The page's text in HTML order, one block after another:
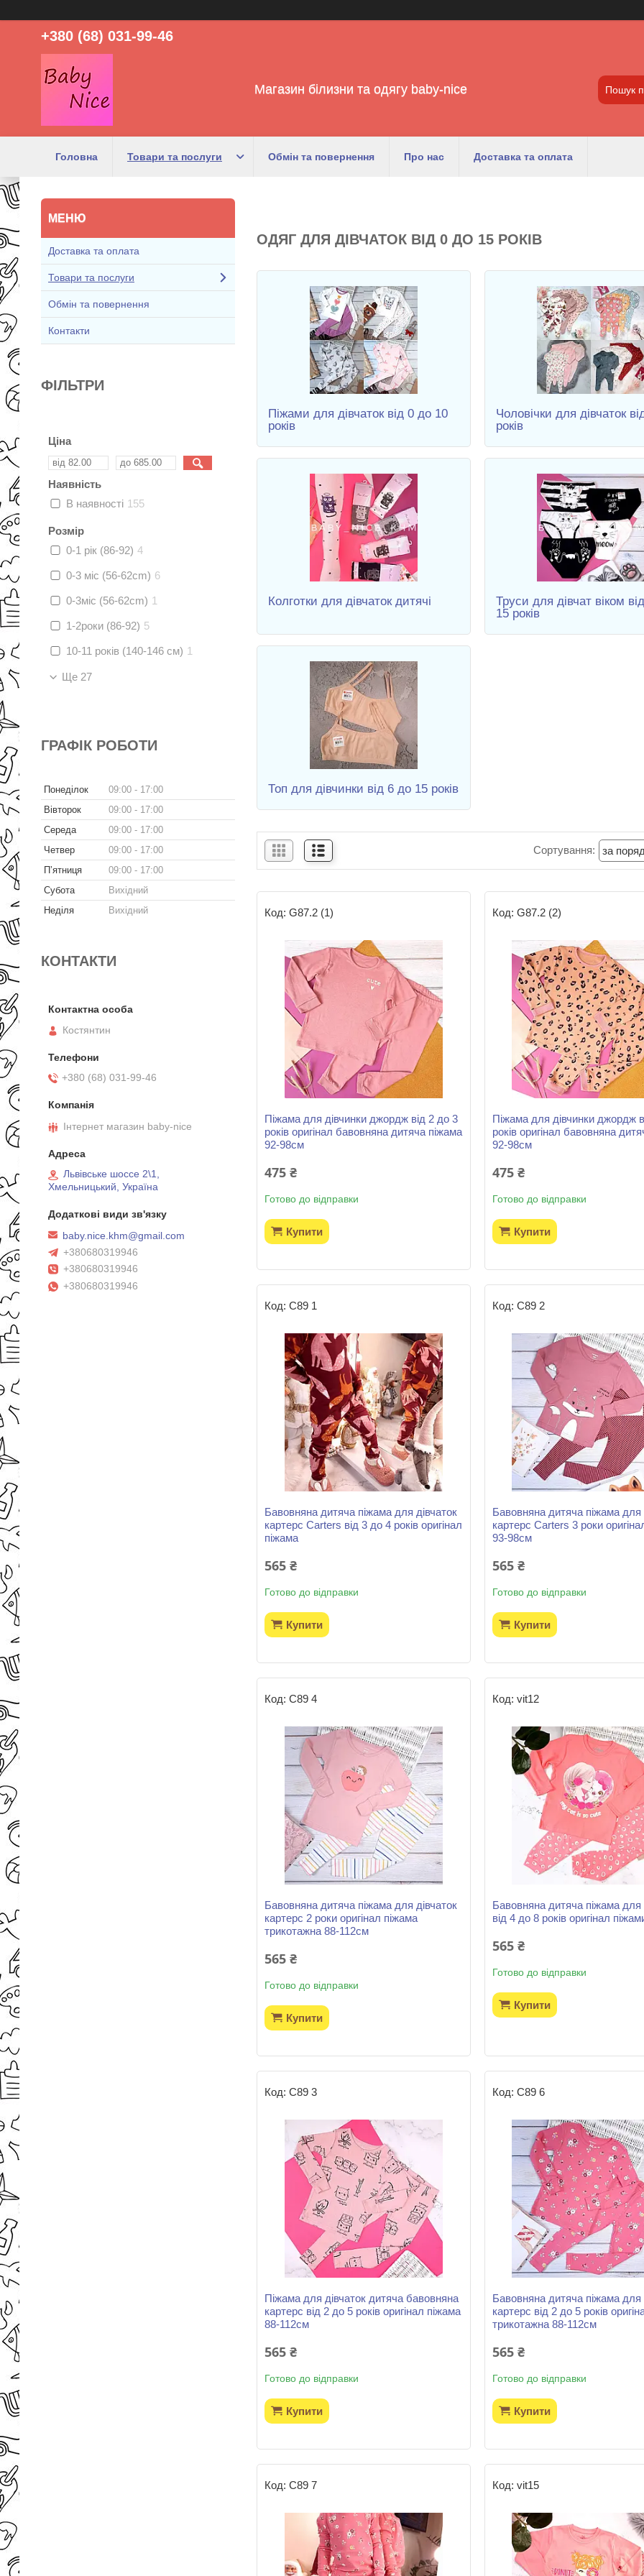
+380 (68) 031-99-46
Магазин білизни та одягу baby-nice
Головна Товари та послуги Обмін та повернення Про нас Доставка та оплата
ОДЯГ ДЛЯ ДІВЧАТОК ВІД 0 ДО 15 РОКІВ
Піжами для дівчаток від 0 до 10
років
Чоловічки для дівчаток
років
Колготки для дівчаток дитячі
Труси для дівчат віком
15 років
Топ для дівчинки від 6 до 15 років
G87.2 (1)
Піжама для дівчинки джордж від 2 до 3
років оригінал бавовняна дитяча піжама
92-98см
475 ₴
Готово до відправки
Купити
G87.2 (2)
Піжама для дівчинки джордж
років оригінал бавовняна
92-98см
475 ₴
Готово до відправки
Купити
С89 1
Бавовняна дитяча піжама для дівчаток
картерс Carters від 3 до 4 років оригінал
піжама
565 ₴
Готово до відправки
Купити
С89 2
Бавовняна дитяча піжама для
картерс Carters 3 роки
93-98см
565 ₴
Готово до відправки
Купити
С89 4
Бавовняна дитяча піжама для дівчаток
картерс 2 роки оригінал піжама
трикотажна 88-112см
565 ₴
Готово до відправки
Купити
vit12
Бавовняна дитяча піжама для
від 4 до 8 років оригінал
565 ₴
Готово до відправки
Купити
С89 3
Піжама для дівчаток дитяча бавовняна
картерс від 2 до 5 років оригінал піжама
88-112см
565 ₴
Готово до відправки
Купити
С89 6
Бавовняна дитяча піжама для
картерс від 2 до 5 років
трикотажна 88-112см
565 ₴
Готово до відправки
Купити
С89 7 vit15
Доставка та оплата
Товари та послуги
Обмін та повернення
Контакти
ФІЛЬТРИ
Ціна
Наявність
В наявності 155
Розмір
0-1 рік (86-92) 4
0-3 міс (56-62cm) 6
0-3міс (56-62cm) 1
1-2роки (86-92) 5
10-11 років (140-146 см) 1
Ще 27
ГРАФІК РОБОТИ
Понеділок 09:00
17:00
Вівторок
09:00
17:00
Середа
09:00
17:00
Четвер
09:00
17:00
Пʼятниця
09:00
17:00
Субота
Вихідний
Неділя
Вихідний
КОНТАКТИ
Костянтин
+380 (68) 031-99-46
Інтернет магазин baby-nice
Львівське шоссе 2\1,
Хмельницький, Україна
baby.nice.khm@gmail.com
+380680319946
+380680319946
+380680319946